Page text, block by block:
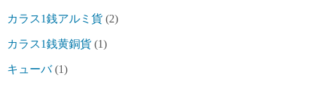
カラス1銭アルミ貨 (2)
カラス1銭黄銅貨 (1)
キューバ(1)